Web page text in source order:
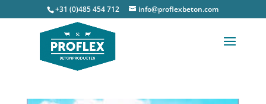
+31 (0)485 454 712 info@proflexbeton.com